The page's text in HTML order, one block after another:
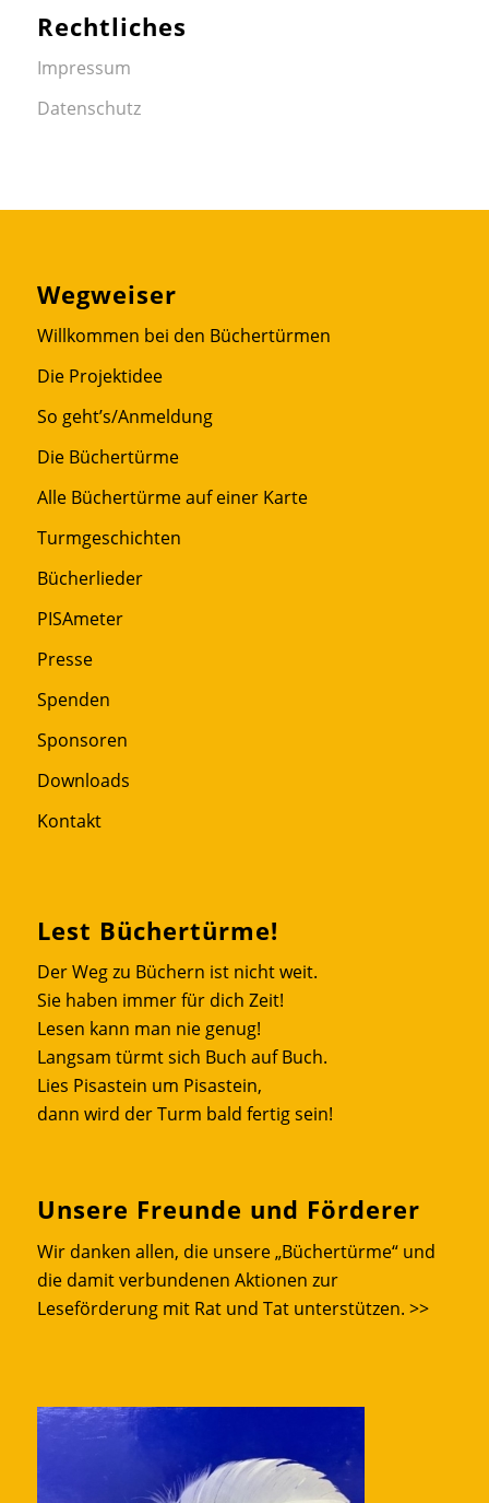
Rechtliches
Impressum
Datenschutz
Wegweiser
Willkommen bei den Büchertürmen
Die Projektidee
So geht’s/Anmeldung
Die Büchertürme
Alle Büchertürme auf einer Karte
Turmgeschichten
Bücherlieder
PISAmeter
Presse
Spenden
Sponsoren
Downloads
Kontakt
Lest Büchertürme!
Der Weg zu Büchern ist nicht weit.
Sie haben immer für dich Zeit!
Lesen kann man nie genug!
Langsam türmt sich Buch auf Buch.
Lies Pisastein um Pisastein,
dann wird der Turm bald fertig sein!
Unsere Freunde und Förderer
Wir danken allen, die unsere „Büchertürme“ und
die damit verbundenen Aktionen zur
Leseförderung mit Rat und Tat unterstützen. >>